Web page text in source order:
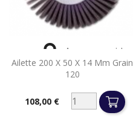
Ailette 200 X 50 X 14 Mm Grain
120
Prix108,00 €
 Aperçu rapide